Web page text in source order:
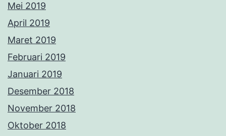
Mei 2019
April 2019
Maret 2019
Februari 2019
Januari 2019
Desember 2018
November 2018
Oktober 2018